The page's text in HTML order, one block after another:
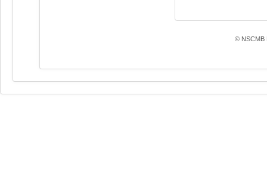
© NSCMB